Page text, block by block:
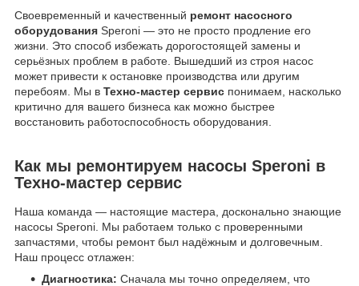
Своевременный и качественный ремонт насосного
оборудования Speroni — это не просто продление его
жизни. Это способ избежать дорогостоящей замены и
серьёзных проблем в работе. Вышедший из строя насос
может привести к остановке производства или другим
перебоям. Мы в Техно-мастер сервис понимаем, насколько
критично для вашего бизнеса как можно быстрее
восстановить работоспособность оборудования.
Как мы ремонтируем насосы Speroni в
Техно-мастер сервис
Наша команда — настоящие мастера, досконально знающие
насосы Speroni. Мы работаем только с проверенными
запчастями, чтобы ремонт был надёжным и долговечным.
Наш процесс отлажен:
Диагностика: Сначала мы точно определяем, что